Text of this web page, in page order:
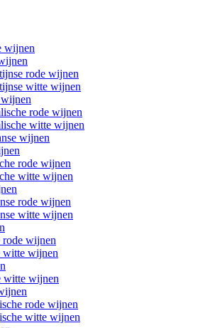
wijnen
rode wijnen
witte wijnen
rode wijnen
witte wijnen
wijnen
rode wijnen
witte wijnen
rode wijnen
witte wijnen
rode wijnen
witte wijnen
witte wijnen
rode wijnen
witte wijnen